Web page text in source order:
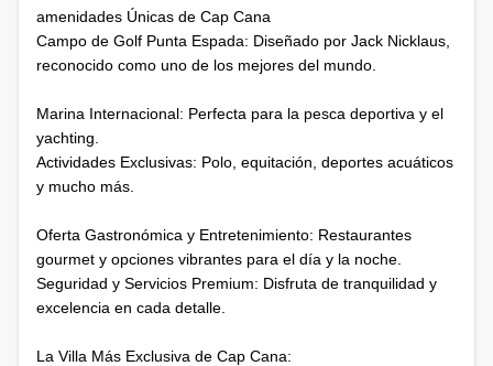
amenidades Únicas de Cap Cana
Campo de Golf Punta Espada: Diseñado por Jack Nicklaus,
reconocido como uno de los mejores del mundo.
Marina Internacional: Perfecta para la pesca deportiva y el
yachting.
Actividades Exclusivas: Polo, equitación, deportes acuáticos
y mucho más.
Oferta Gastronómica y Entretenimiento: Restaurantes
gourmet y opciones vibrantes para el día y la noche.
Seguridad y Servicios Premium: Disfruta de tranquilidad y
excelencia en cada detalle.
La Villa Más Exclusiva de Cap Cana: